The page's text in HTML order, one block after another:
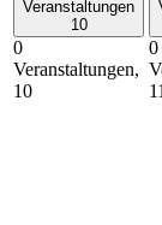
Veranstaltungen
10
0
Veranstaltungen,
10
0
11